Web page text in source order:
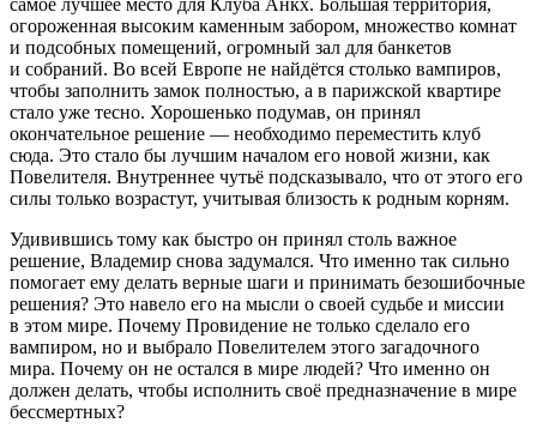
самое лучшее место для Клуба Анкх. Большая территория,
огороженная высоким каменным забором, множество комнат
и подсобных помещений, огромный зал для банкетов
и собраний. Во всей Европе не найдётся столько вампиров,
чтобы заполнить замок полностью, а в парижской квартире
стало уже тесно. Хорошенько подумав, он принял
окончательное решение — необходимо переместить клуб
сюда. Это стало бы лучшим началом его новой жизни, как
Повелителя. Внутреннее чутьё подсказывало, что от этого его
силы только возрастут, учитывая близость к родным корням.
Удивившись тому как быстро он принял столь важное
решение, Владемир снова задумался. Что именно так сильно
помогает ему делать верные шаги и принимать безошибочные
решения? Это навело его на мысли о своей судьбе и миссии
в этом мире. Почему Провидение не только сделало его
вампиром, но и выбрало Повелителем этого загадочного
мира. Почему он не остался в мире людей? Что именно он
должен делать, чтобы исполнить своё предназначение в мире
бессмертных?